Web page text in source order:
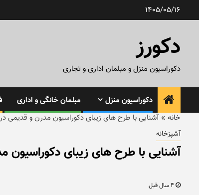
1405/05/16
دکورز
دکوراسیون منزل و مبلمان اداری و تجاری
دکوراسیون منزل مبلمان خانگی و اداری
خانه » آشنایی با طرح های زیبای دکوراسیون مدرن و قدیمی
آشپزخانه
آشنایی با طرح های زیبای دکوراسیون